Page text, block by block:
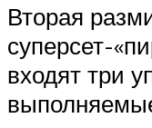
Вторая
суперсет-
входят три